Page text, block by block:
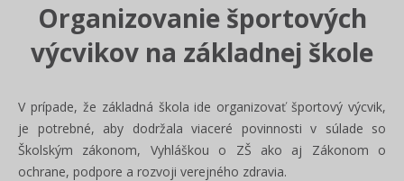
Organizovanie športových
výcvikov na základnej škole
V prípade, že základná škola ide organizovať športový výcvik,
je potrebné, aby dodržala viaceré povinnosti v súlade so
Školským zákonom, Vyhláškou o ZŠ ako aj Zákonom o
ochrane, podpore a rozvoji verejného zdravia.